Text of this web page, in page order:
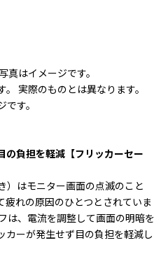
はイメージです。
実際のものとは異なります。
す。
負担を軽減【フリッカーセー
）はモニター画面の点滅のこと
疲れの原因のひとつとされていま
は、電流を調整して画面の明暗を
カーが発生せず目の負担を軽減し